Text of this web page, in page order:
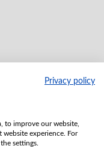
Privacy policy
to improve our website,
website experience. For
settings.